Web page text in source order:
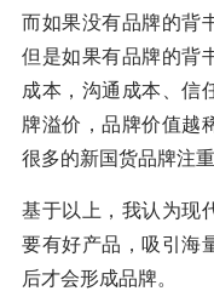
而如果没有品牌的背
但是如果有品牌的背
成本，沟通成本、信
牌溢价，品牌价值越
很多的新国货品牌注
基于以上，我认为现
要有好产品，吸引海
后才会形成品牌。